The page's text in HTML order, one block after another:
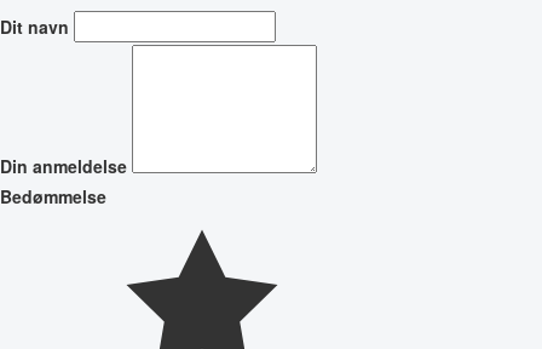
Dit navn
Din anmeldelse
Bedømmelse